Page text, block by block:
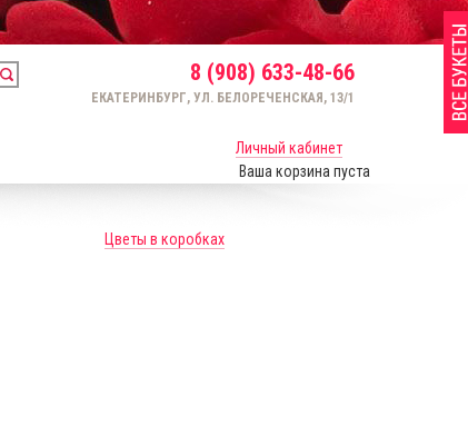
8 (908) 633-48-66
ЕКАТЕРИНБУРГ, УЛ. БЕЛОРЕЧЕНСКАЯ, 13/1
Личный кабинет
Ваша корзина пуста
Цветы в коробках